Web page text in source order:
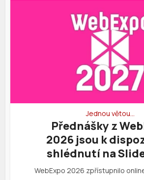
Jednou větou…
Přednášky z
2026 jsou k
shlédnutí na
WebExpo 2026 zpřístupnilo